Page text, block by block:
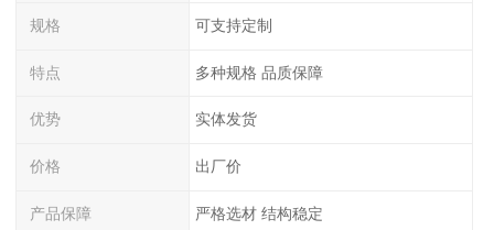
规格 可支持定制
特点 多种规格 品质保障
优势 实体发货
价格 出厂价
产品保障 严格选材 结构稳定